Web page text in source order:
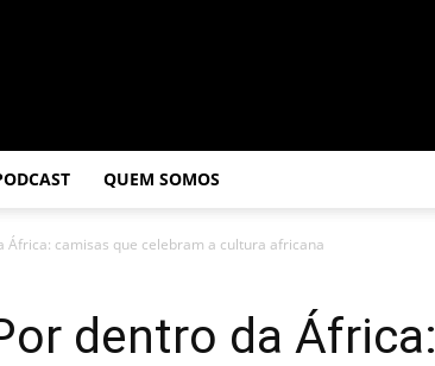
QUEM SOMOS
África: camisas que celebram a cultura africana
dentro da África: